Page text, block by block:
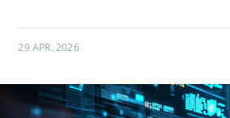
29 APR. 2026